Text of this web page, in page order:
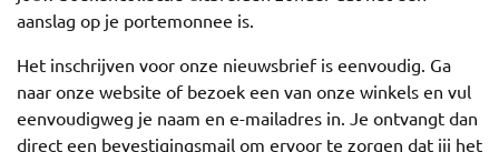
aanslag op je portemonnee is.
Het inschrijven voor onze nieuwsbrief is eenvoudig. Ga
naar onze website of bezoek een van onze winkels en vul
eenvoudigweg je naam en e-mailadres in. Je ontvangt dan
direct een bevestigingsmail om ervoor te zorgen dat jij het